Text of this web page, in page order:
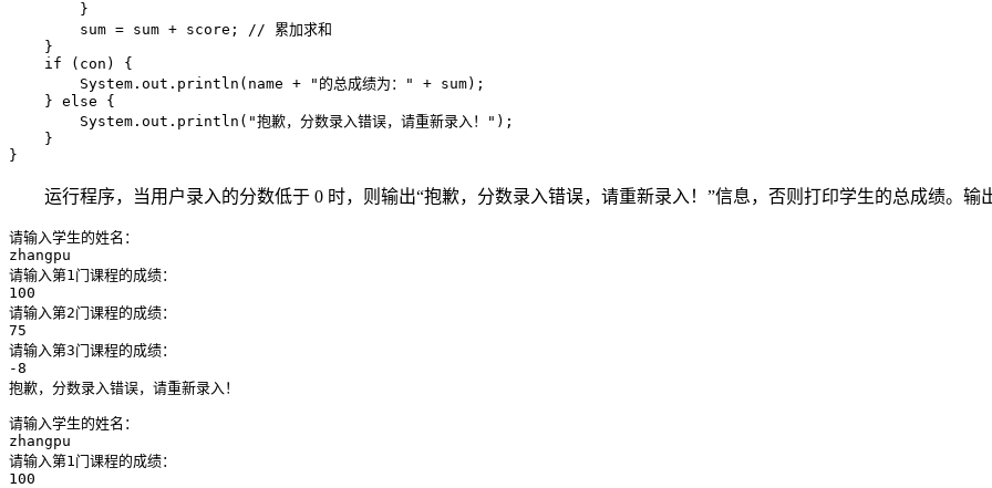
        }
        sum = sum + score; // 累加求和
    }
    if (con) {
        System.out.println(name + "的总成绩为：" + sum);
    } else {
        System.out.println("抱歉，分数录入错误，请重新录入！");
    }
}
运行程序，当用户录入的分数低于 0 时，则输出“抱歉，分数录入错误，请重新录入！”信息，否则打印学生的总成绩。输
请输入学生的姓名：
zhangpu
请输入第1门课程的成绩：
100
请输入第2门课程的成绩：
75
请输入第3门课程的成绩：
-8
抱歉，分数录入错误，请重新录入！
请输入学生的姓名：
zhangpu
请输入第1门课程的成绩：
100